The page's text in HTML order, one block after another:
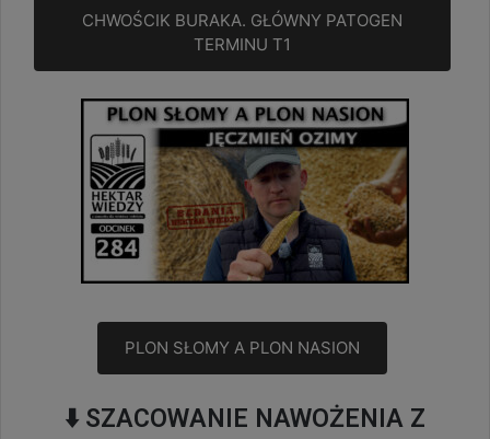
CHWOŚCIK BURAKA. GŁÓWNY PATOGEN
TERMINU T1
PLON SŁOMY A PLON NASION
⬇️ SZACOWANIE NAWOŻENIA Z